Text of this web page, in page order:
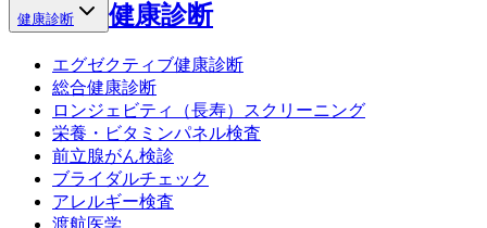
健康診断 健康診断
エグゼクティブ健康診断
総合健康診断
ロンジェビティ（長寿）スクリーニング
栄養・ビタミンパネル検査
前立腺がん検診
ブライダルチェック
アレルギー検査
渡航医学